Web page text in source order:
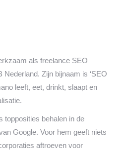
als freelance SEO
Zijn bijnaam is ‘SEO
leeft, eet, drinkt, slaapt en
topposities behalen in de
Google. Voor hem geeft niets
aftroeven voor